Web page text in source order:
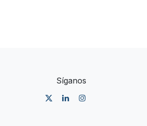
Síganos